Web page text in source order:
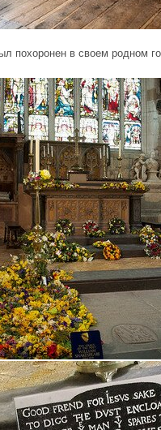
похоронен в своем родном